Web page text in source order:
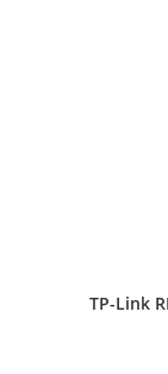
TP-Link